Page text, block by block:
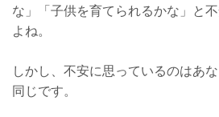
な」「子供を育てられるかな」と
よね。
しかし、不安に思っているのはあ
同じです。